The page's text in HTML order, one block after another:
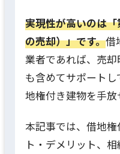
実現性が高いのは
の売却）」です。借
業者であれば、売
も含めてサポート
地権付き建物を手放
本記事では、借地
ト・デメリット、